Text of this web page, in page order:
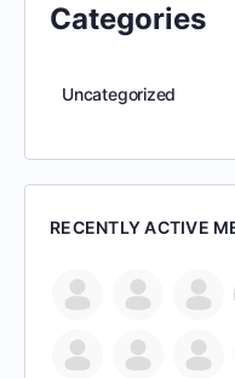
Categories
Uncategorized
RECENTLY ACTIVE